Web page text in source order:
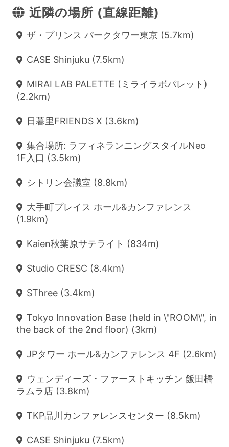
近隣の場所 (直線距離)
ザ・プリンス パークタワー東京 (5.7km)
CASE Shinjuku (7.5km)
MIRAI LAB PALETTE (ミライラボパレット)
(2.2km)
日暮里FRIENDS X (3.6km)
集合場所: ラフィネランニングスタイルNeo
1F入口 (3.5km)
シトリン会議室 (8.8km)
大手町プレイス ホール&カンファレンス
(1.9km)
Kaien秋葉原サテライト (834m)
Studio CRESC (8.4km)
SThree (3.4km)
Tokyo Innovation Base (held in \"ROOM\", in
the back of the 2nd floor) (3km)
JPタワー ホール&カンファレンス 4F (2.6km)
ウェンディーズ・ファーストキッチン 飯田橋
ラムラ店 (3.8km)
TKP品川カンファレンスセンター (8.5km)
CASE Shinjuku (7.5km)